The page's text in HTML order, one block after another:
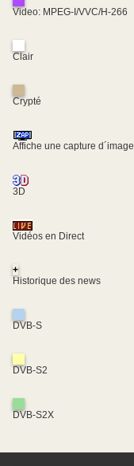
Video: MPEG-I/VVC/H-266
Clair
Crypté
Affiche une capture d´image
3D
Vidéos en Direct
+
Historique des news
DVB-S
DVB-S2
DVB-S2X